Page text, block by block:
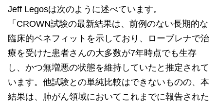
Jeff Legosは次のように述べています。
「CROWN試験の最新結果は、前例のない長期的な
臨床的ベネフィットを示しており、ローブレナで治
療を受けた患者さんの大多数が7年時点でも生存
し、かつ無増悪の状態を維持していたと推定されて
います。他試験との単純比較はできないものの、本
結果は、肺がん領域においてこれまでに報告された